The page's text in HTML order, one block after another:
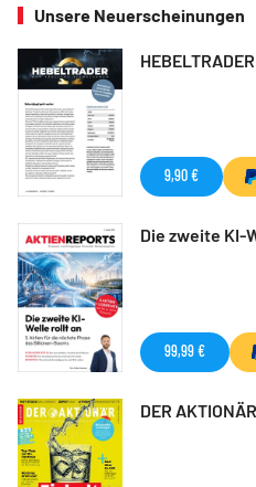
Unsere Neuerscheinungen
9,90 €
Die zweite KI-
99,99 €
DER